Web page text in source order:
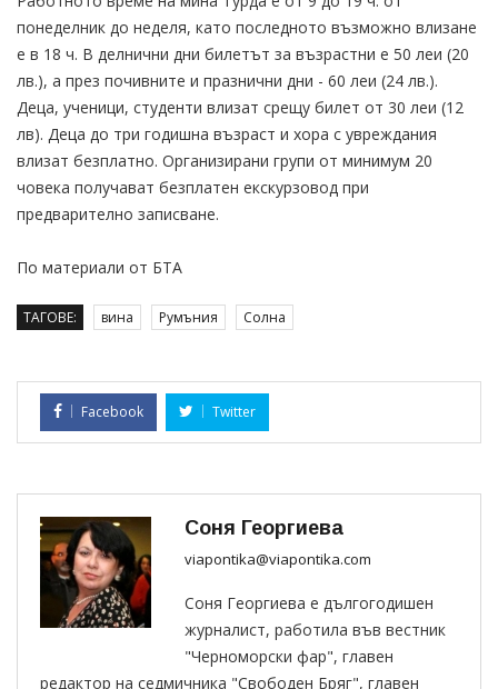
понеделник до неделя, като последното възможно влизане
е в 18 ч. В делнични дни билетът за възрастни е 50 леи (20
лв.), а през почивните и празнични дни - 60 леи (24 лв.).
Деца, ученици, студенти влизат срещу билет от 30 леи (12
лв). Деца до три годишна възраст и хора с увреждания
влизат безплатно. Организирани групи от минимум 20
човека получават безплатен екскурзовод при
предварително записване.
По материали от БТА
ТАГОВЕ: вина Румъния Солна
Facebook Twitter
Соня Георгиева
viapontika@viapontika.com
Соня Георгиева е дългогодишен
журналист, работила във вестник
"Черноморски фар", главен
редактор на седмичника "Свободен Бряг", главен